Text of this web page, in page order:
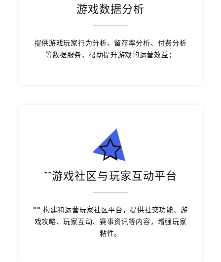
游戏数据分析
提供游戏玩家行为分析、留存率分析、付费分析
等数据服务，帮助提升游戏的运营效益；
**游戏社区与玩家互动平台
** 构建和运营玩家社区平台，提供社交功能、游
戏攻略、玩家互动、赛事资讯等内容，增强玩家
粘性。